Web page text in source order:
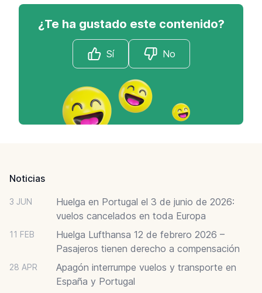
¿Te ha gustado este contenido?
Sí No
Noticias
3 JUN
Huelga en Portugal el 3 de junio de 2026:
vuelos cancelados en toda Europa
11 FEB
Huelga Lufthansa 12 de febrero 2026 –
Pasajeros tienen derecho a compensación
28 APR
Apagón interrumpe vuelos y transporte en
España y Portugal